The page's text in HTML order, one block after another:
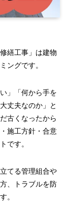
繕工事」は建物
ングです。
」「何から手を
丈夫なのか」と
古くなったから
施工方針・合意
です。
てる管理組合や
、トラブルを防
。